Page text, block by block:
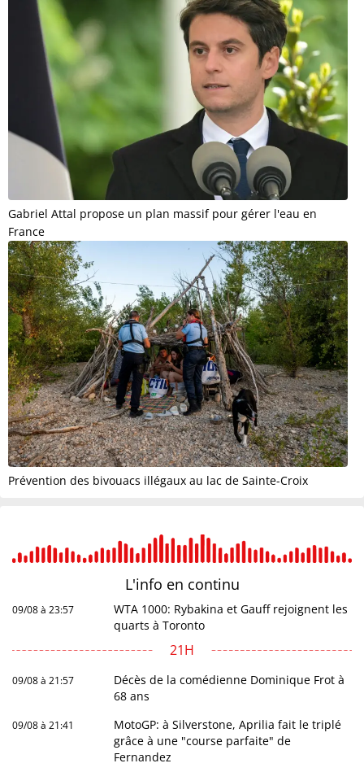
Gabriel Attal propose un plan massif pour gérer l'eau en
France
Prévention des bivouacs illégaux au lac de Sainte-Croix
L'info en continu
09/08 à 23:57
WTA 1000: Rybakina et Gauff rejoignent les
quarts à Toronto
21H
09/08 à 21:57
Décès de la comédienne Dominique Frot à
68 ans
09/08 à 21:41
MotoGP: à Silverstone, Aprilia fait le triplé
grâce à une "course parfaite" de
Fernandez